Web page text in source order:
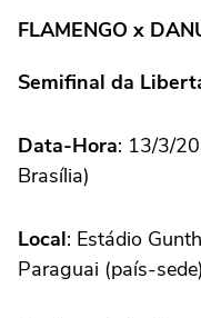
FLAMENGO x
Semifinal da
Data-Hora: 13/3/
Brasília)
Local: Estádio
Paraguai (país-sede)